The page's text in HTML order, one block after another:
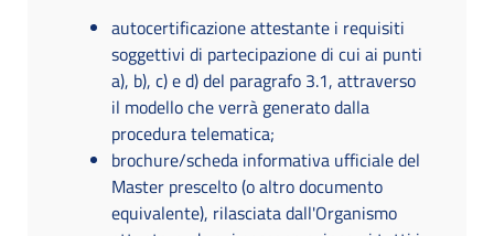
autocertificazione attestante i requisiti
soggettivi di partecipazione di cui ai punti
a), b), c) e d) del paragrafo 3.1, attraverso
il modello che verrà generato dalla
procedura telematica;
brochure/scheda informativa ufficiale del
Master prescelto (o altro documento
equivalente), rilasciata dall'Organismo